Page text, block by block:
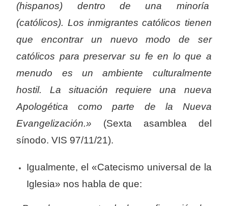
(hispanos) dentro de una minoría
(católicos). Los inmigrantes católicos tienen
que encontrar un nuevo modo de ser
católicos para preservar su fe en lo que a
menudo es un ambiente culturalmente
hostil. La situación requiere una nueva
Apologética como parte de la Nueva
Evangelización.» (Sexta asamblea del
sínodo. VIS 97/11/21).
Igualmente, el «Catecismo universal de la
Iglesia» nos habla de que: